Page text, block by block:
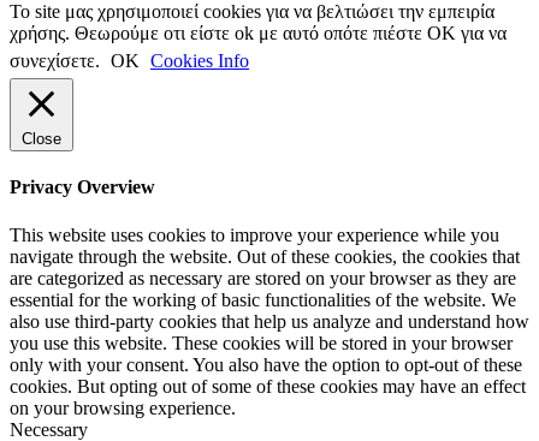
Το site μας χρησιμοποιεί cookies για να βελτιώσει την εμπειρία
χρήσης. Θεωρούμε οτι είστε ok με αυτό οπότε πιέστε ΟΚ για να
συνεχίσετε. ΟΚ Cookies Info
Close
Privacy Overview
This website uses cookies to improve your experience while you
navigate through the website. Out of these cookies, the cookies that
are categorized as necessary are stored on your browser as they are
essential for the working of basic functionalities of the website. We
also use third-party cookies that help us analyze and understand how
you use this website. These cookies will be stored in your browser
only with your consent. You also have the option to opt-out of these
cookies. But opting out of some of these cookies may have an effect
on your browsing experience.
Necessary